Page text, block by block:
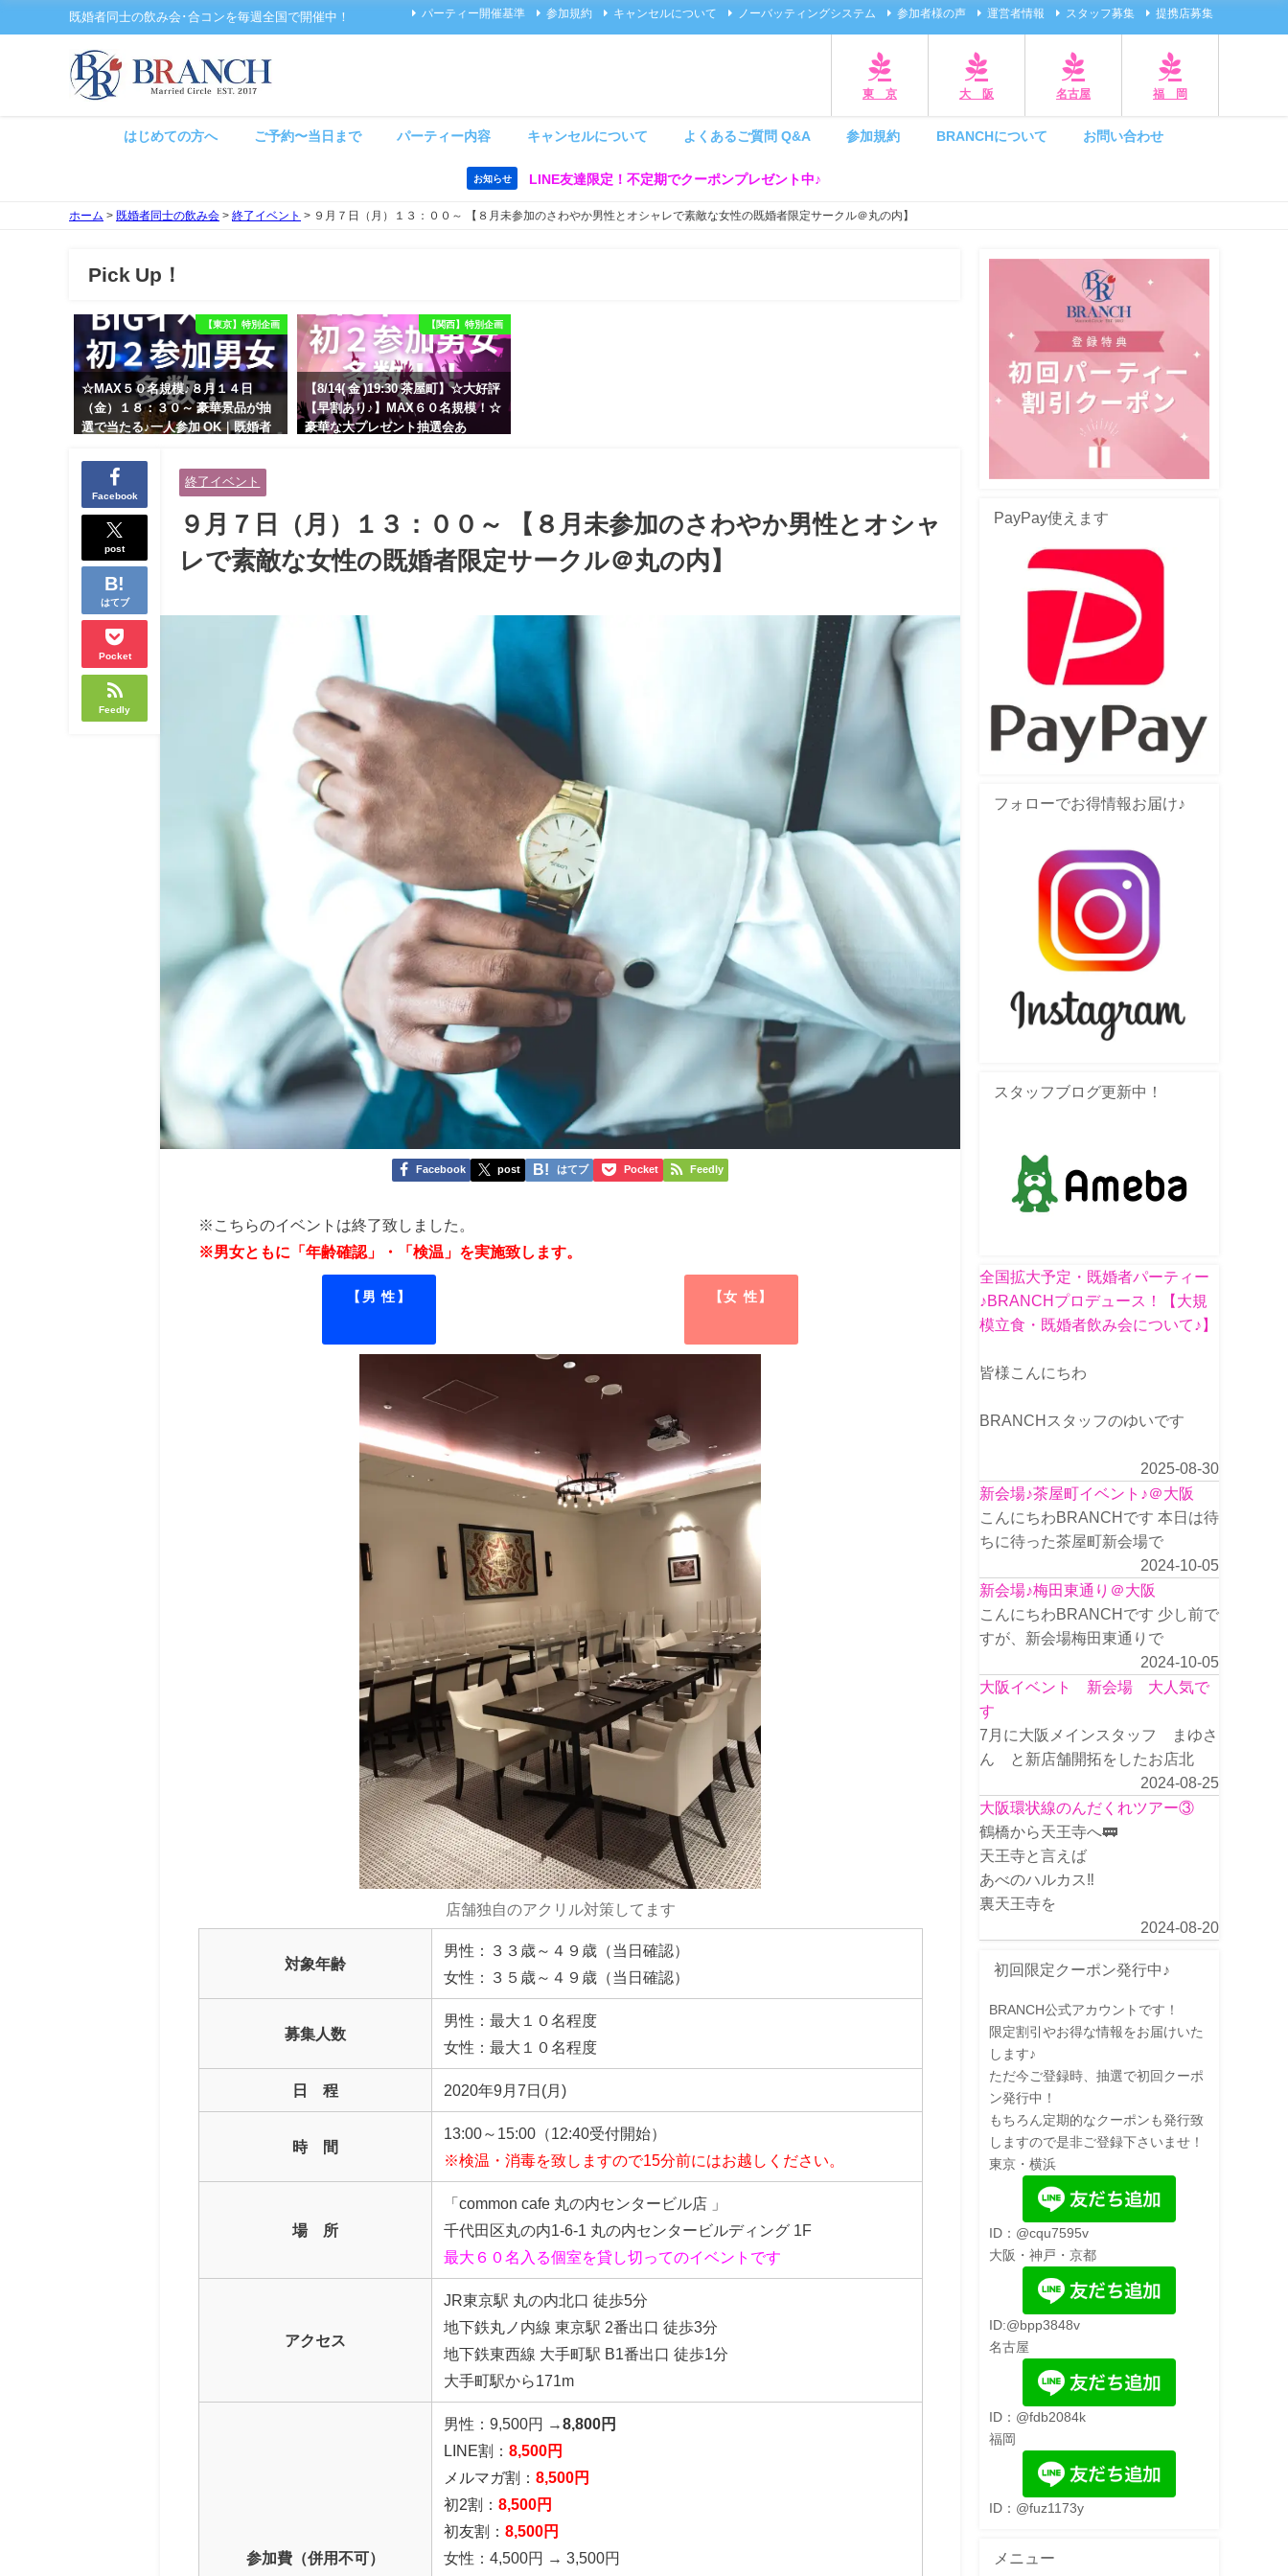
既婚者同士の飲み会･合コンを毎週全国で開催中！ パーティー開催基準 参加規約 キャンセルについて ノーバッティングシステム 参加者様の声 運営者情報 スタッフ募集 提携店募集
東 京 大 阪 名古屋 福 岡
はじめての方へ ご予約〜当日まで パーティー内容 キャンセルについて よくあるご質問 Q&A 参加規約 BRANCHについて お問い合わせ
お知らせ LINE友達限定！不定期でクーポンプレゼント中♪
ホーム > 既婚者同士の飲み会 > 終了イベント > ９月７日（月）１３：００～ 【８月未参加のさわやか男性とオシャレで素敵な女性の既婚者限定サークル＠丸の内】
Pick Up！
【東京】特別企画
☆MAX５０名規模♪８月１４日
（金）１８：３０～ 豪華景品が抽
選で当たる♪一人参加 OK｜既婚者
余裕のある健康的なオシャレ男性
と美容好きで優しさのある大人女
性の既婚者限定ビッグパーティー♪
＠池袋】
【関西】特別企画
【8/14( 金 )19:30 茶屋町】☆大好評
【早割あり♪】MAX６０名規模！☆
豪華な大プレゼント抽選会あ
Facebook
post
はてブ
Pocket
Feedly
終了イベント
９月７日（月）１３：００～ 【８月未参加のさわやか男性とオシャ
レで素敵な女性の既婚者限定サークル＠丸の内】
Facebook post はてブ Pocket Feedly
※こちらのイベントは終了致しました。
※男女ともに「年齢確認」・「検温」を実施致します。
【男 性】 【女 性】
店舗独自のアクリル対策してます
対象年齢
男性：３３歳～４９歳（当日確認）
女性：３５歳～４９歳（当日確認）
募集人数
男性：最大１０名程度
女性：最大１０名程度
日 程 2020年9月7日(月)
時 間
13:00～15:00（12:40受付開始）
※検温・消毒を致しますので15分前にはお越しください。
場 所
「common cafe 丸の内センタービル店 」
千代田区丸の内1-6-1 丸の内センタービルディング 1F
最大６０名入る個室を貸し切ってのイベントです
アクセス
JR東京駅 丸の内北口 徒歩5分
地下鉄丸ノ内線 東京駅 2番出口 徒歩3分
地下鉄東西線 大手町駅 B1番出口 徒歩1分
大手町駅から171m
参加費（併用不可）
男性：9,500円 →8,800円
LINE割： 8,500円
メルマガ割： 8,500円
初2割： 8,500円
初友割： 8,500円
女性：4,500円 → 3,500円
PayPay使えます
フォローでお得情報お届け♪
スタッフブログ更新中！
全国拡大予定・既婚者パーティー
♪BRANCHプロデュース！【大規
模立食・既婚者飲み会について♪】
皆様こんにちわ
BRANCHスタッフのゆいです
2025-08-30
新会場♪茶屋町イベント♪＠大阪
こんにちわBRANCHです 本日は待
ちに待った茶屋町新会場で
2024-10-05
新会場♪梅田東通り＠大阪
こんにちわBRANCHです 少し前で
すが、新会場梅田東通りで
2024-10-05
大阪イベント 新会場 大人気で
す
7月に大阪メインスタッフ まゆさ
ん と新店舗開拓をしたお店北
2024-08-25
大阪環状線のんだくれツアー③
鶴橋から天王寺へ🚃
天王寺と言えば
あべのハルカス‼️
裏天王寺を
2024-08-20
初回限定クーポン発行中♪
BRANCH公式アカウントです！
限定割引やお得な情報をお届けいた
します♪
ただ今ご登録時、抽選で初回クーポ
ン発行中！
もちろん定期的なクーポンも発行致
しますので是非ご登録下さいませ！
東京・横浜
ID：@cqu7595v
大阪・神戸・京都
ID:@bpp3848v
名古屋
ID：@fdb2084k
福岡
ID：@fuz1173y
メニュー